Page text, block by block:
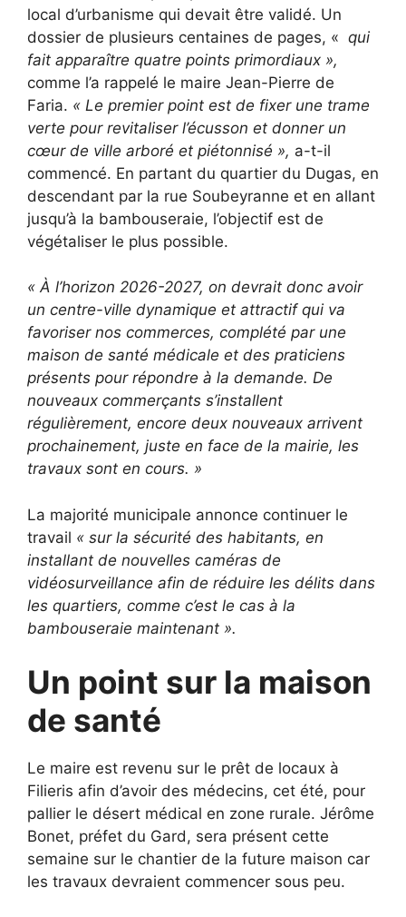
local d’urbanisme qui devait être validé. Un
dossier de plusieurs centaines de pages, « qui
fait apparaître quatre points primordiaux »,
comme l’a rappelé le maire Jean-Pierre de
Faria. « Le premier point est de fixer une trame
verte pour revitaliser l’écusson et donner un
cœur de ville arboré et piétonnisé », a-t-il
commencé. En partant du quartier du Dugas, en
descendant par la rue Soubeyranne et en allant
jusqu’à la bambouseraie, l’objectif est de
végétaliser le plus possible.
« À l’horizon 2026-2027, on devrait donc avoir
un centre-ville dynamique et attractif qui va
favoriser nos commerces, complété par une
maison de santé médicale et des praticiens
présents pour répondre à la demande. De
nouveaux commerçants s’installent
régulièrement, encore deux nouveaux arrivent
prochainement, juste en face de la mairie, les
travaux sont en cours. »
La majorité municipale annonce continuer le
travail « sur la sécurité des habitants, en
installant de nouvelles caméras de
vidéosurveillance afin de réduire les délits dans
les quartiers, comme c’est le cas à la
bambouseraie maintenant ».
Un point sur la maison
de santé
Le maire est revenu sur le prêt de locaux à
Filieris afin d’avoir des médecins, cet été, pour
pallier le désert médical en zone rurale. Jérôme
Bonet, préfet du Gard, sera présent cette
semaine sur le chantier de la future maison car
les travaux devraient commencer sous peu.